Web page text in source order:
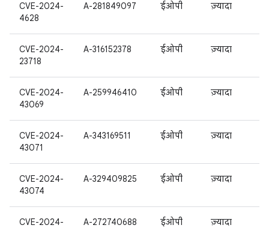
CVE-2024-
4628
A-281849097 ईओपी ज़्यादा
CVE-2024-
23718
A-316152378 ईओपी ज़्यादा
CVE-2024-
43069
A-259946410 ईओपी ज़्यादा
CVE-2024-
43071
A-343169511 ईओपी ज़्यादा
CVE-2024-
43074
A-329409825 ईओपी ज़्यादा
CVE-2024-
A-272740688 ईओपी ज़्यादा